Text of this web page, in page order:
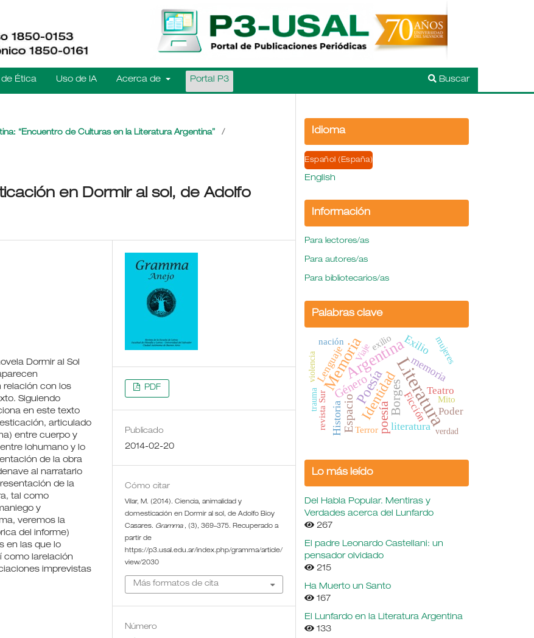
Ética Uso de IA Acerca de Portal P3 Buscar
“Encuentro de Culturas en la Literatura Argentina”
/
en Dormir al sol, de Adolfo
Dormir al Sol
relación con los
Siguiendo
en este texto
articulado
entre cuerpo y
lohumano y lo
de la obra
al narratario
de la
tal como
y
veremos la
del informe)
en las que lo
como larelación
imprevistas
PDF
Publicado
2014-02-20
Cómo citar
Vilar, M. (2014). Ciencia, animalidad y
domesticación en Dormir al sol, de Adolfo Bioy
Casares. Gramma , (3), 369–375. Recuperado a
partir de
https://p3.usal.edu.ar/index.php/gramma/article/
view/2030
Más formatos de cita
Número
Idioma
Español (España)
English
Información
Para lectores/as
Para autores/as
Para bibliotecarios/as
Palabras clave
Literatura
MemoriaArgentina
Poesía
Identidad
Borges
poesía
Género
Espacio
memoria
Historia
Exilio
literatura
Lenguaje
Poder
Teatro
Ficción
mujeres
Viaje
revista Sur Mito
exilio
Terror
nación
trauma
violencia
verdad
Lo más leído
Del Habla Popular. Mentiras y
Verdades acerca del Lunfardo
267
El padre Leonardo Castellani: un
pensador olvidado
215
Ha Muerto un Santo
167
El Lunfardo en la Literatura Argentina
133